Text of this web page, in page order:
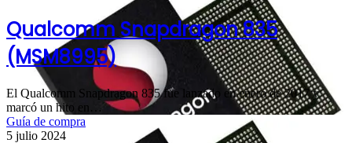
Qualcomm Snapdragon 835
(MSM8995)
El Qualcomm Snapdragon 835 fue lanzado en enero de 2017 y
marcó un hito en…
Guía de compra
5 julio 2024